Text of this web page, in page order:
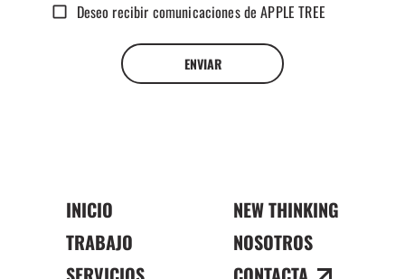
Deseo recibir comunicaciones de APPLE TREE
ENVIAR
INICIO
TRABAJO
NEW THINKING
NOSOTROS